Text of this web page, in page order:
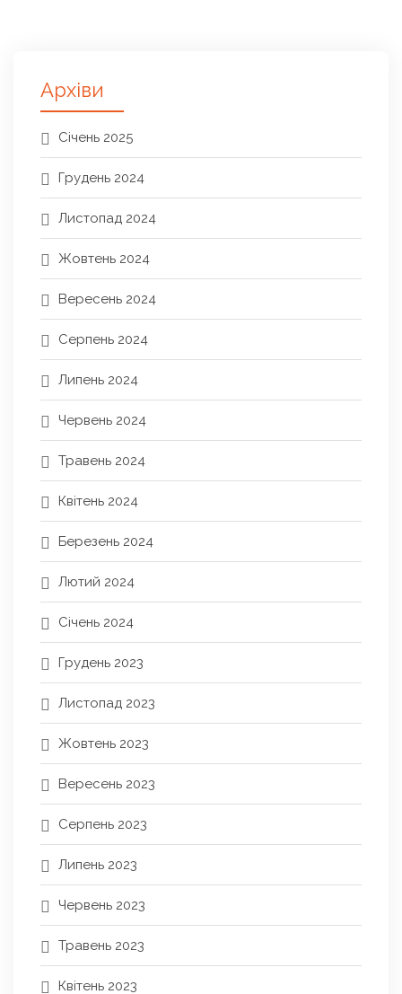
Архіви
Січень 2025
Грудень 2024
Листопад 2024
Жовтень 2024
Вересень 2024
Серпень 2024
Липень 2024
Червень 2024
Травень 2024
Квітень 2024
Березень 2024
Лютий 2024
Січень 2024
Грудень 2023
Листопад 2023
Жовтень 2023
Вересень 2023
Серпень 2023
Липень 2023
Червень 2023
Травень 2023
Квітень 2023